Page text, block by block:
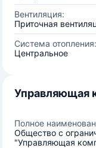
Вентиляция:
Приточная
Система отопления:
Центральное
Управляющая
Полное
Общество с
"Управляющая